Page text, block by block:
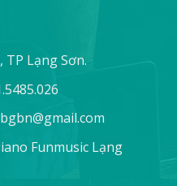
TP Lạng Sơn.
Funmusic Lạng